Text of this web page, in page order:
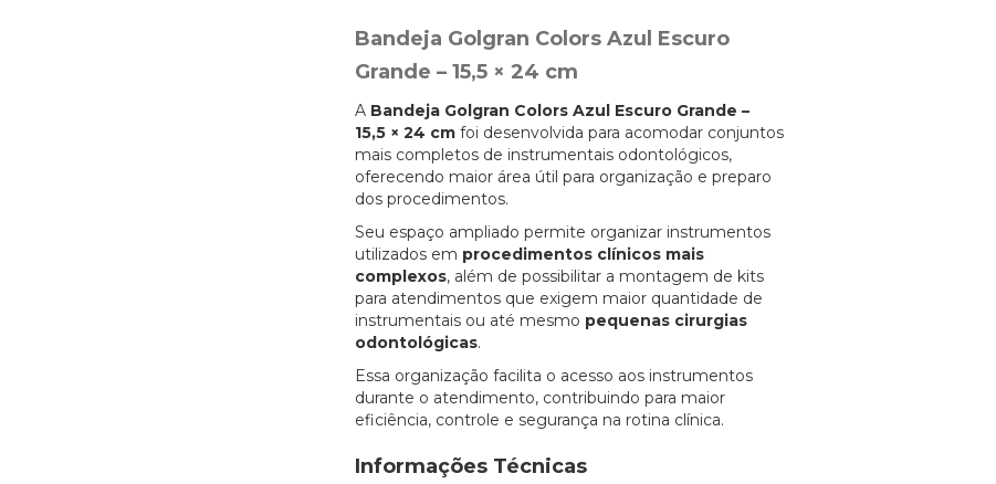
Bandeja Golgran Colors Azul Escuro
Grande – 15,5 × 24 cm
A Bandeja Golgran Colors Azul Escuro Grande –
15,5 × 24 cmfoi desenvolvida para acomodar conjuntos
mais completos de instrumentais odontológicos,
oferecendo maior área útil para organização e preparo
dos procedimentos.
Seu espaço ampliado permite organizar instrumentos
utilizados em procedimentos clínicos mais
complexos, além de possibilitar a montagem de kits
para atendimentos que exigem maior quantidade de
instrumentais ou até mesmo pequenas cirurgias
odontológicas.
Essa organização facilita o acesso aos instrumentos
durante o atendimento, contribuindo para maior
eficiência, controle e segurança na rotina clínica.
Informações Técnicas